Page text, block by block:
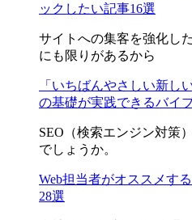
ックしたい記事16選
サイトへの集客を強化し
にも限りがあるから
「いちばんやさしい新し
の基礎が実践できるバイ
SEO（検索エンジン対策
でしょうか。
Web担当者がオススメす
28選